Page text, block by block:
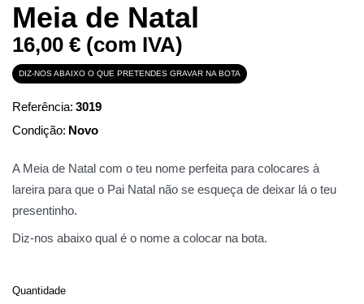
Meia de Natal
16,00 € (com IVA)
DIZ-NOS ABAIXO O QUE PRETENDES GRAVAR NA BOTA
Referência: 3019
Condição: Novo
A Meia de Natal com o teu nome perfeita para colocares à
lareira para que o Pai Natal não se esqueça de deixar lá o teu
presentinho.
Diz-nos abaixo qual é o nome a colocar na bota.
Quantidade